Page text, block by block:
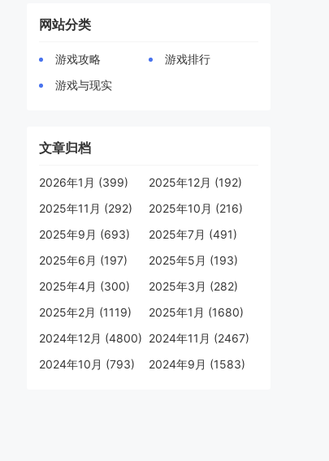
网站分类
游戏攻略
游戏排行
游戏与现实
文章归档
2026年1月 (399)
2025年12月 (192)
2025年11月 (292)
2025年10月 (216)
2025年9月 (693)
2025年7月 (491)
2025年6月 (197)
2025年5月 (193)
2025年4月 (300)
2025年3月 (282)
2025年2月 (1119)
2025年1月 (1680)
2024年12月 (4800) 2024年11月 (2467)
2024年10月 (793)
2024年9月 (1583)